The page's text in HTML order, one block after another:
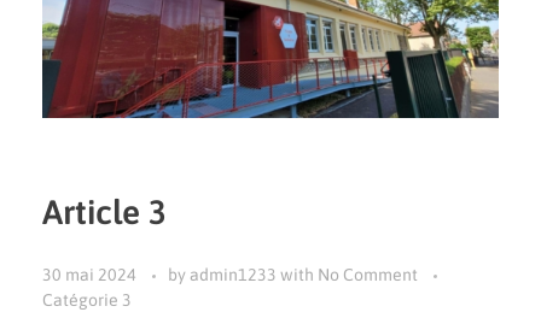
Article 3
30 mai 2024 by admin1233 with No Comment
Catégorie 3